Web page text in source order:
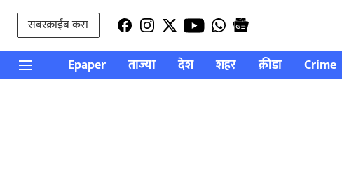
सबस्क्राईब करा
Epaper ताज्या देश शहर क्रीडा Crime